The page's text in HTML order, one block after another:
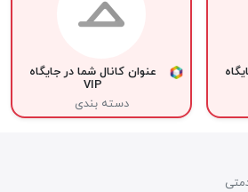
عنوان کانال شما در جایگاه
VIP
دسته بندی